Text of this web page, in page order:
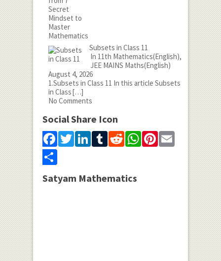
Subsets in Class 11
In 11th Mathematics(English),
JEE MAINS Maths(English)
August 4, 2026
1.Subsets in Class 11 In this article Subsets
in Class[…]
No Comments
Social Share Icon
Facebook
Twitter
LinkedIn
Tumblr
Reddit
WhatsApp
Pinterest
Email
Share
Satyam Mathematics